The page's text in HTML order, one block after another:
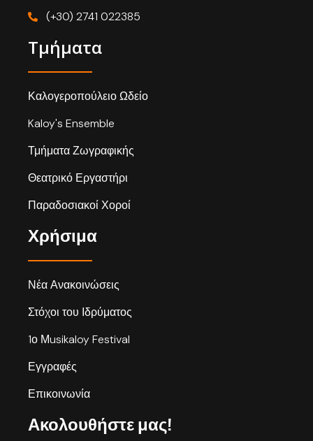
(+30) 2741 022385
Τμήματα
Καλογεροπούλειο Ωδείο
Kaloy's Ensemble
Τμήματα Ζωγραφικής
Θεατρικό Εργαστήρι
Παραδοσιακοί Χοροί
Χρήσιμα
Νέα Ανακοινώσεις
Στόχοι του Ιδρύματος
1ο Μusikaloy Festival
Εγγραφές
Επικοινωνία
Ακολουθήστε μας!